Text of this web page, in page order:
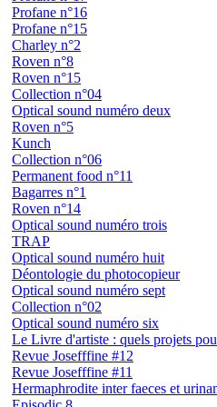
Profane n°16
Profane n°15
Charley n°2
Roven n°8
Roven n°15
Collection n°04
Optical sound numéro deux
Roven n°5
Kunch
Collection n°06
Permanent food n°11
Bagarres n°1
Roven n°14
Optical sound numéro trois
TRAP
Optical sound numéro huit
Déontologie du photocopieur
Optical sound numéro sept
Collection n°02
Optical sound numéro six
Le Livre d'artiste : quels projets
Revue Josefffine #12
Revue Josefffine #11
Hermaphrodite inter faeces et